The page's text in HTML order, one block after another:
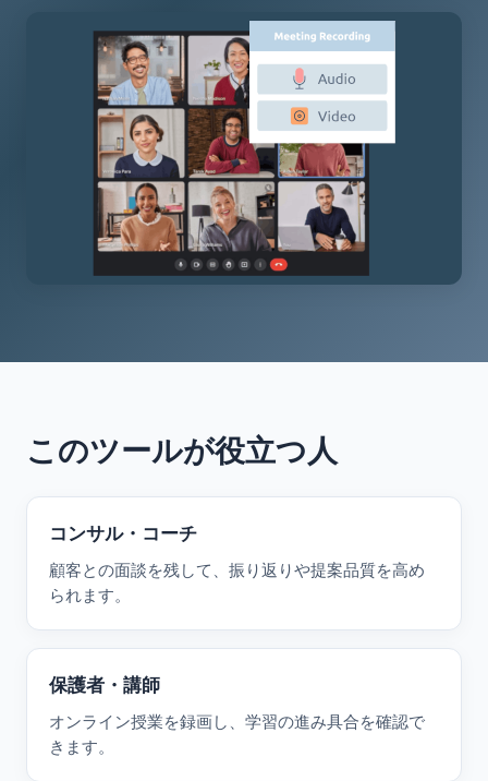
このツールが役立つ人
コンサル・コーチ
顧客との面談を残して、振り返りや提案品質を高め
られます。
保護者・講師
オンライン授業を録画し、学習の進み具合を確認で
きます。